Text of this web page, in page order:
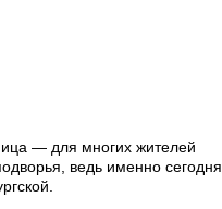
— для многих жителей
ведь именно сегодня